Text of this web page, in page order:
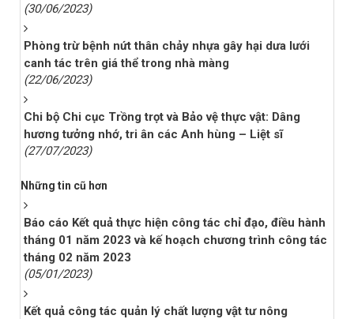
(30/06/2023)
Phòng trừ bệnh nứt thân chảy nhựa gây hại dưa lưới
canh tác trên giá thể trong nhà màng
(22/06/2023)
Chi bộ Chi cục Trồng trọt và Bảo vệ thực vật: Dâng
hương tưởng nhớ, tri ân các Anh hùng – Liệt sĩ
(27/07/2023)
Những tin cũ hơn
Báo cáo Kết quả thực hiện công tác chỉ đạo, điều hành
tháng 01 năm 2023 và kế hoạch chương trình công tác
tháng 02 năm 2023
(05/01/2023)
Kết quả công tác quản lý chất lượng vật tư nông